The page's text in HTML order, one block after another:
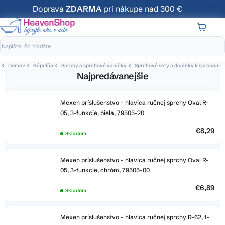
na
obsah
Doprava ZDARMA pri nákupe nad 300 €
Domov Kúpeľňa Sprchy a sprchové vaničky Sprchové sety a doplnky k sprchám
Najpredávanejšie
Mexen príslušenstvo - hlavica ručnej sprchy Oval R-
05, 3-funkcie, biela, 79505-20
Skladom €8,29
Mexen príslušenstvo - hlavica ručnej sprchy Oval R-
05, 3-funkcie, chróm, 79505-00
Skladom €6,89
Mexen príslušenstvo - hlavica ručnej sprchy R-62, 1-